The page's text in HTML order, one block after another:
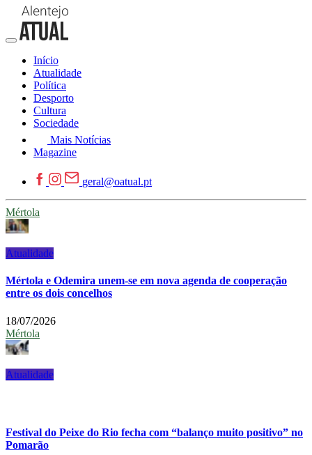
Início
Atualidade
Política
Desporto
Cultura
Sociedade
Mais Notícias
Magazine
geral@oatual.pt
Mértola
Atualidade
Mértola e Odemira unem-se em nova agenda de cooperação
entre os dois concelhos
18/07/2026
Mértola
Atualidade
Festival do Peixe do Rio fecha com “balanço muito positivo” no
Pomarão